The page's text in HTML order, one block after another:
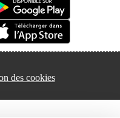
des cookies